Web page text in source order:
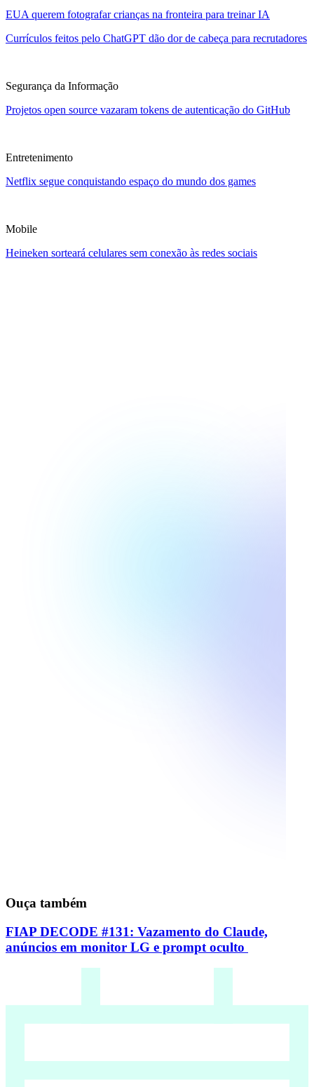
EUA querem fotografar crianças na fronteira para treinar IA
Currículos feitos pelo ChatGPT dão dor de cabeça para recrutadores
Segurança da Informação
Projetos open source vazaram tokens de autenticação do GitHub
Entretenimento
Netflix segue conquistando espaço do mundo dos games
Mobile
Heineken sorteará celulares sem conexão às redes sociais
Ouça também
FIAP DECODE #131: Vazamento do Claude,
anúncios em monitor LG e prompt oculto